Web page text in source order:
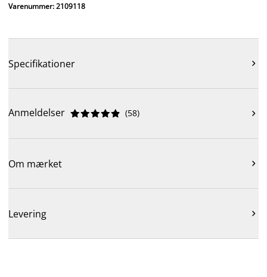
Varenummer: 2109118
Specifikationer 
Anmeldelser 




 (58) 
Om mærket 
Levering 